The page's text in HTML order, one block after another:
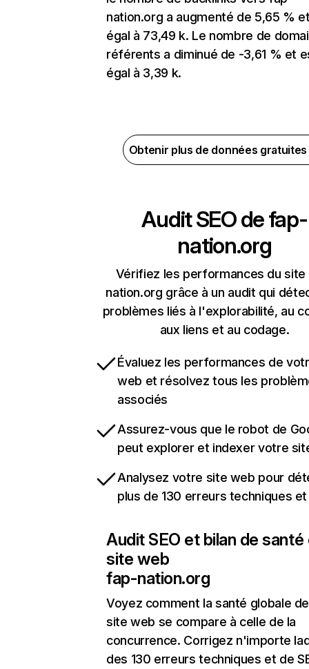
nation.org a augmenté de 5,65 %
égal à 73,49 k. Le nombre de
référents a diminué de -3,61 % et
égal à 3,39 k.
Obtenir plus de données
Audit SEO defap-
nation.org
Vérifiez les performances du
nation.org grâce à un audit qui
problèmes liés à l'explorabilité, au
aux liens et au codage.
Évaluez les performances de
web et résolvez tous les
associés
Assurez-vous que le robot de
peut explorer et indexer votre
Analysez votre site web pour
plus de 130 erreurs techniques et
Audit SEO et bilan de santé
site web
fap-nation.org
Voyez comment la santé globale
site web se compare à celle de la
concurrence. Corrigez n'importe
des 130 erreurs techniques et de